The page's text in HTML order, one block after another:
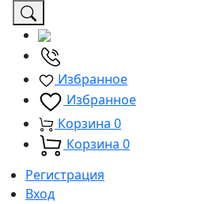
Избранное
Избранное
Корзина 0
Корзина 0
Регистрация
Вход